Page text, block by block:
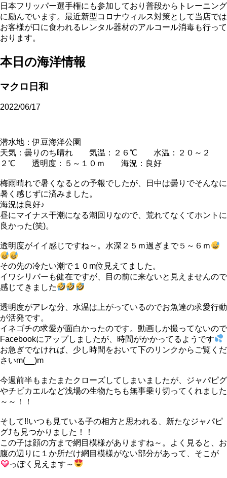
日本フリッパー選手権にも参加しており普段からトレーニング
に励んでいます。最近新型コロナウィルス対策として当店では
お客様が口に食われるレンタル器材のアルコール消毒も行って
おります。
本日の海洋情報
マクロ日和
2022/06/17
潜水地：伊豆海洋公園
天気：曇りのち晴れ 気温：２６℃ 水温：２０～２
２℃ 透明度：５～１０ｍ 海況：良好
梅雨晴れで暑くなるとの予報でしたが、日中は曇りでそんなに
暑く感じずに済みました。
海況は良好♪
昼にマイナス干潮になる潮回りなので、荒れてなくてホントに
良かった(笑)。
透明度がイイ感じですね～。水深２５ｍ過ぎまで５～６ｍ
その先の冷たい潮で１０m位見えてました。
イワシリバーも健在ですが、目の前に来ないと見えませんので
感じてきました
透明度がアレな分、水温は上がっているのでお魚達の求愛行動
が活発です。
イネゴチの求愛が面白かったのです。動画しか撮ってないので
Facebookにアップしましたが、時間がかかってるようです
お急ぎでなければ、少し時間をおいて下のリンクからご覧くだ
さいm(__)m
今週前半もまたまたクローズしてしまいましたが、ジャパピグ
やチビカエルなど浅場の生物たちも無事乗り切ってくれました
～～！！
そして‼いつも見ている子の相方と思われる、新たなジャパピ
グ⤴も見つかりました！！
この子は顔の方まで網目模様がありますね～。よく見ると、お
腹の辺りに１か所だけ網目模様がない部分があって、そこが
っぽく見えます～